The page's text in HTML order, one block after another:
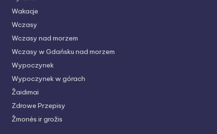
Wakacje
Wczasy
Wczasy nad morzem
Wczasy w Gdańsku nad morzem
Wypoczynek
Wypoczynek w górach
Žaidimai
Zdrowe Przepisy
Žmonės ir grožis